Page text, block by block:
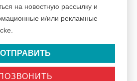
на новостную рассылку и
и/или рекламные
ОТПРАВИТЬ